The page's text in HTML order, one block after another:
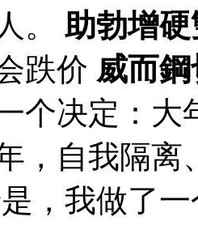
。 助勃增
跌价 威而
个决定：
，自我隔
，我做了